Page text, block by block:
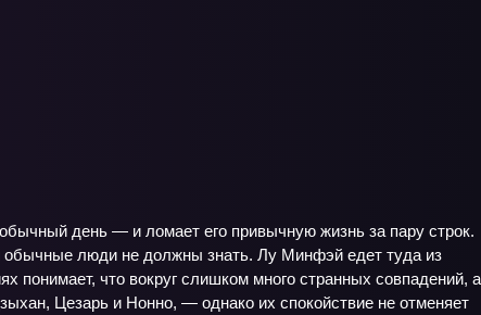
день — и ломает его привычную жизнь за пару строк.
обычные люди не должны знать. Лу Минфэй едет туда из
понимает, что вокруг слишком много странных совпадений, а
Цезарь и Нонно, — однако их спокойствие не отменяет